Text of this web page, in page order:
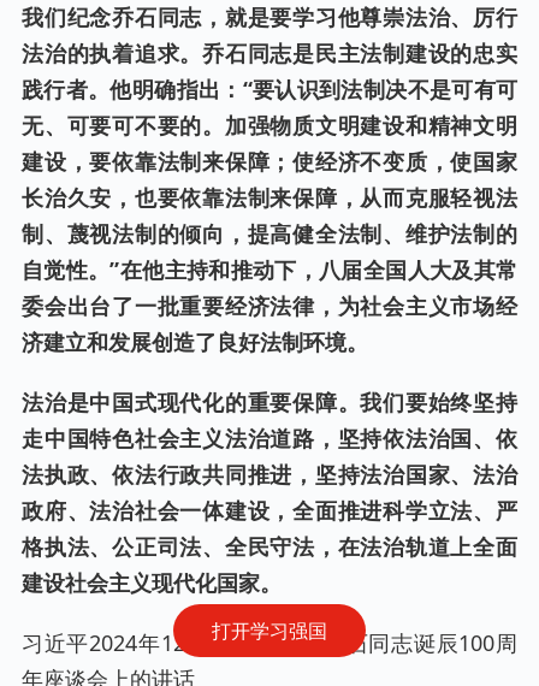
打开学习强国
我们纪念乔石同志，就是要学习他尊崇法治、厉行
法治的执着追求。乔石同志是民主法制建设的忠实
践行者。他明确指出：“要认识到法制决不是可有可
无、可要可不要的。加强物质文明建设和精神文明
建设，要依靠法制来保障；使经济不变质，使国家
长治久安，也要依靠法制来保障，从而克服轻视法
制、蔑视法制的倾向，提高健全法制、维护法制的
自觉性。”在他主持和推动下，八届全国人大及其常
委会出台了一批重要经济法律，为社会主义市场经
济建立和发展创造了良好法制环境。
法治是中国式现代化的重要保障。我们要始终坚持
走中国特色社会主义法治道路，坚持依法治国、依
法执政、依法行政共同推进，坚持法治国家、法治
政府、法治社会一体建设，全面推进科学立法、严
格执法、公正司法、全民守法，在法治轨道上全面
建设社会主义现代化国家。
习近平2024年12月16日在纪念乔石同志诞辰100周
年座谈会上的讲话